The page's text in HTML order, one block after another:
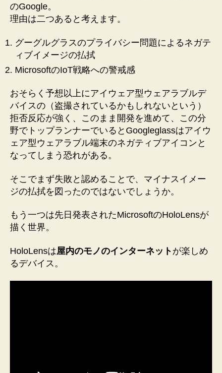
のGoogle。
理由は二つあると考えます。
グーグルグラスのプライバシー問題によるネガテ
ィブイメージの払拭
MicrosoftのIoT戦略への警戒感
おそらく予想以上にアイウェア型ウェアラブルデ
バイスの（盗撮されているかもしれないという）
拒否反応が強く、このまま開発を進めて、この分
野でトップランナーでいるとGoogleglassはアイウ
ェア型ウェアラブル端末のネガティブアイコンと
なってしまう恐れがある。
そこでまず失敗と認めることで、マイナスイメー
ジの払拭を図ったのではないでしょうか。
もう一つは先日発表されたMicrosoftのHoloLensが
描く世界。
HoloLensは屋内のモノのインターネット が楽しめ
るデバイス。